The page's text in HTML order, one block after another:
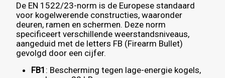
De EN 1522/23-norm is de Europese standaard
voor kogelwerende constructies, waaronder
deuren, ramen en schermen. Deze norm
specificeert verschillende weerstandsniveaus,
aangeduid met de letters FB (Firearm Bullet)
gevolgd door een cijfer.
FB1 : Bescherming tegen lage-energie kogels,